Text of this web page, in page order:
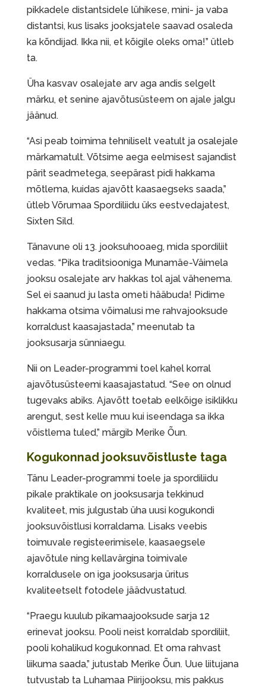
pikkadele distantsidele lühikese, mini- ja vaba
distantsi, kus lisaks jooksjatele saavad osaleda
ka kõndijad. Ikka nii, et kõigile oleks oma!” ütleb
ta.
Üha kasvav osalejate arv aga andis selgelt
märku, et senine ajavõtusüsteem on ajale jalgu
jäänud.
“Asi peab toimima tehniliselt veatult ja osalejale
märkamatult. Võtsime aega eelmisest sajandist
pärit seadmetega, seepärast pidi hakkama
mõtlema, kuidas ajavõtt kaasaegseks saada,”
ütleb Võrumaa Spordiliidu üks eestvedajatest,
Sixten Sild.
Tänavune oli 13. jooksuhooaeg, mida spordiliit
vedas. “Pika traditsiooniga Munamäe-Väimela
jooksu osalejate arv hakkas tol ajal vähenema.
Sel ei saanud ju lasta ometi hääbuda! Pidime
hakkama otsima võimalusi me rahvajooksude
korraldust kaasajastada,” meenutab ta
jooksusarja sünniaegu.
Nii on Leader-programmi toel kahel korral
ajavõtusüsteemi kaasajastatud. “See on olnud
tugevaks abiks. Ajavõtt toetab eelkõige isiklikku
arengut, sest kelle muu kui iseendaga sa ikka
võistlema tuled,” märgib Merike Õun.
Kogukonnad jooksuvõistluste taga
Tänu Leader-programmi toele ja spordiliidu
pikale praktikale on jooksusarja tekkinud
kvaliteet, mis julgustab üha uusi kogukondi
jooksuvõistlusi korraldama. Lisaks veebis
toimuvale registeerimisele, kaasaegsele
ajavõtule ning kellavärgina toimivale
korraldusele on iga jooksusarja üritus
kvaliteetselt fotodele jäädvustatud.
“Praegu kuulub pikamaajooksude sarja 12
erinevat jooksu. Pooli neist korraldab spordiliit,
pooli kohalikud kogukonnad. Et oma rahvast
liikuma saada,” jutustab Merike Õun. Uue liitujana
tutvustab ta Luhamaa Piirijooksu, mis pakkus